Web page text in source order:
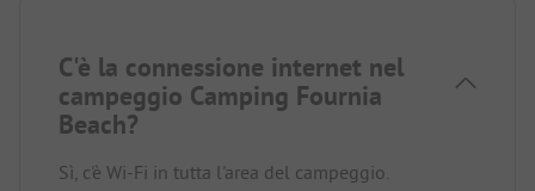
C'è la connessione internet nel
campeggio Camping Fournia
Beach?
Sì, c'è Wi-Fi in tutta l'area del campeggio.